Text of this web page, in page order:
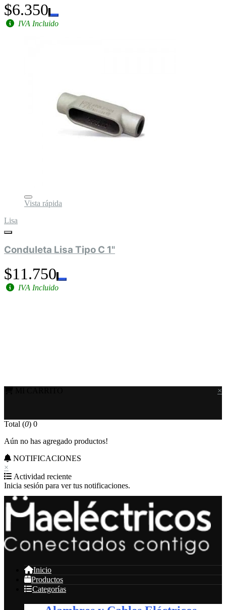
$6.350
IVA Incluido
Vista rápida
Lisa
Conduleta Lisa Tipo C 1"
$11.750
IVA Incluido
×
Total (0) 0
Aún no has agregado productos!
NOTIFICACIONES
×
Actividad reciente
Inicia sesión para ver tus notificaciones.
Inicio
Productos
Categorías